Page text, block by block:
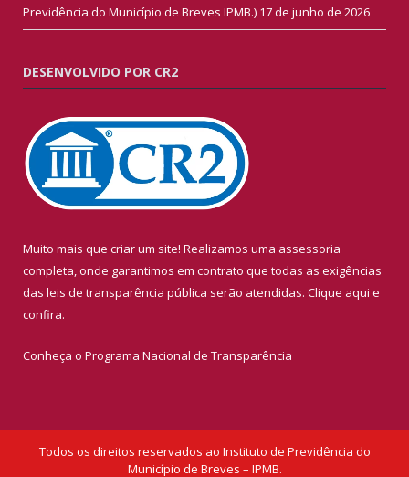
Previdência do Município de Breves IPMB.) 17 de junho de 2026
DESENVOLVIDO POR CR2
Muito mais que criar um site! Realizamos uma assessoria
completa, onde garantimos em contrato que todas as exigências
das leis de transparência pública serão atendidas. Clique aqui e
confira.
Conheça o Programa Nacional de Transparência
Todos os direitos reservados ao Instituto de Previdência do
Município de Breves – IPMB.